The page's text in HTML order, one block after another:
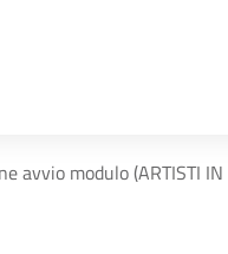
avvio modulo (ARTISTI IN